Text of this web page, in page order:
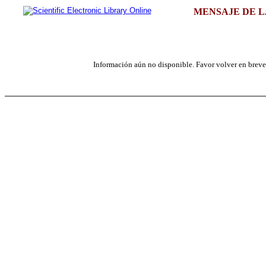
MENSAJE DE
Información aún no disponible. Favor volver en